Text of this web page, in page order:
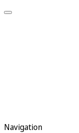
Navigation